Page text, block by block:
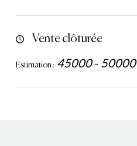
Vente clôturée
Estimation : 45000- 50000